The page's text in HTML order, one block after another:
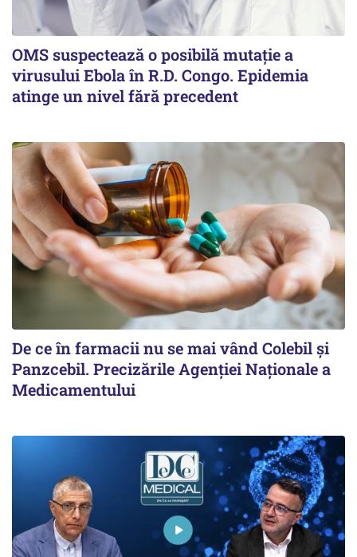
OMS suspectează o posibilă mutație a
virusului Ebola în R.D. Congo. Epidemia
atinge un nivel fără precedent
De ce în farmacii nu se mai vând Colebil și
Panzcebil. Precizările Agenției Naționale a
Medicamentului